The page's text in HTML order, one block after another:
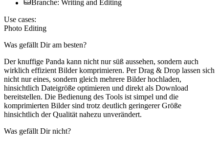
Branche: Writing and Editing
Use cases:
Photo Editing
Was gefällt Dir am besten?
Der knuffige Panda kann nicht nur süß aussehen, sondern auch
wirklich effizient Bilder komprimieren. Per Drag & Drop lassen sich
nicht nur eines, sondern gleich mehrere Bilder hochladen,
hinsichtlich Dateigröße optimieren und direkt als Download
bereitstellen. Die Bedienung des Tools ist simpel und die
komprimierten Bilder sind trotz deutlich geringerer Größe
hinsichtlich der Qualität nahezu unverändert.
Was gefällt Dir nicht?